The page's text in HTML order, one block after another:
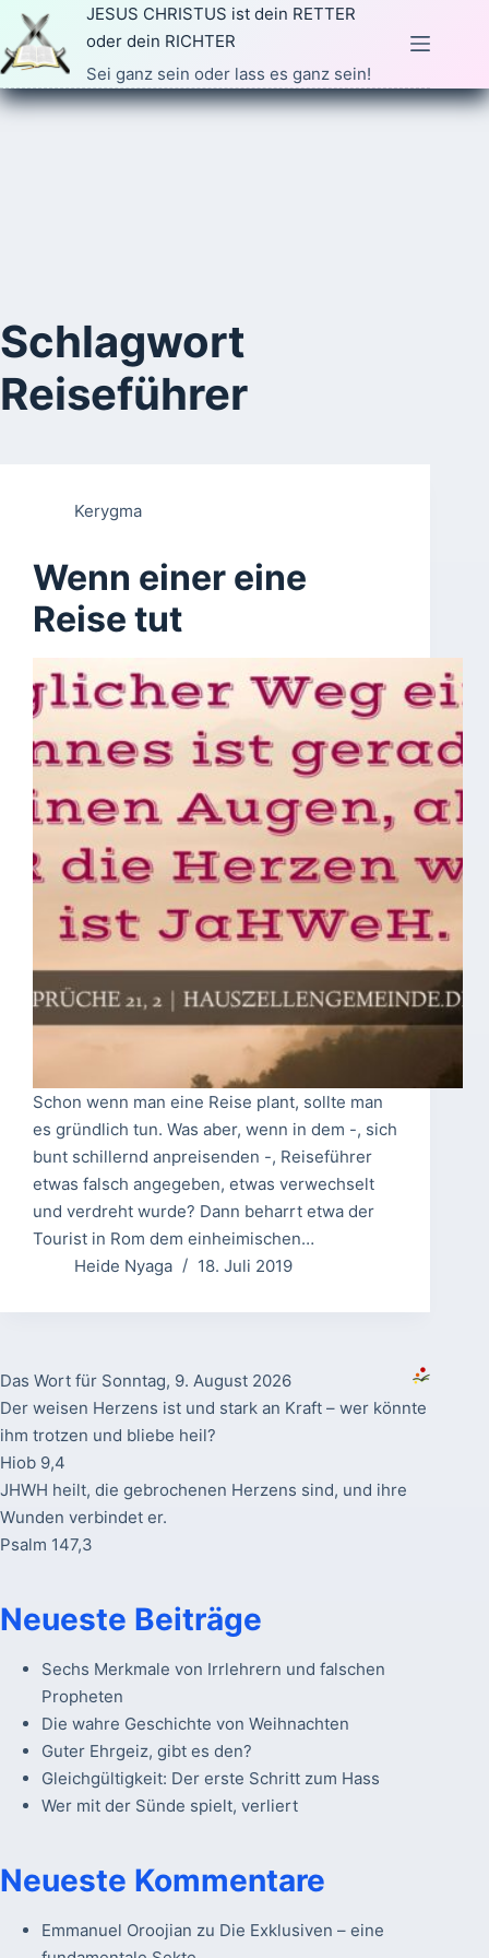
Zum
Inhalt
springen
JESUS CHRISTUS ist dein RETTER
oder dein RICHTER
Sei ganz sein oder lass es ganz sein!
Schlagwort
Reiseführer
Kerygma
Wenn einer eine
Reise tut
Schon wenn man eine Reise plant, sollte man
es gründlich tun. Was aber, wenn in dem -, sich
bunt schillernd anpreisenden -, Reiseführer
etwas falsch angegeben, etwas verwechselt
und verdreht wurde? Dann beharrt etwa der
Tourist in Rom dem einheimischen…
Heide Nyaga
18. Juli 2019
Das Wort für Sonntag, 9. August 2026
Der weisen Herzens ist und stark an Kraft – wer könnte
ihm trotzen und bliebe heil?
Hiob 9,4
JHWH heilt, die gebrochenen Herzens sind, und ihre
Wunden verbindet er.
Psalm 147,3
Neueste Beiträge
Sechs Merkmale von Irrlehrern und falschen
Propheten
Die wahre Geschichte von Weihnachten
Guter Ehrgeiz, gibt es den?
Gleichgültigkeit: Der erste Schritt zum Hass
Wer mit der Sünde spielt, verliert
Neueste Kommentare
Emmanuel Oroojian zu Die Exklusiven – eine